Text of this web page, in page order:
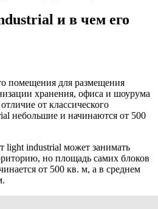
и в чем его
помещения для размещения
хранения, офиса и шоурума
от классического
небольшие и начинаются от 500
light industrial может занимать
но площадь самих блоков
от 500 кв. м, а в среднем